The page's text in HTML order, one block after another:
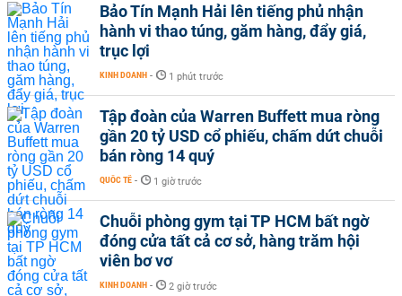
Bảo Tín Mạnh Hải lên tiếng phủ nhận
hành vi thao túng, găm hàng, đẩy giá,
trục lợi
KINH DOANH - 1 phút trước
Tập đoàn của Warren Buffett mua ròng
gần 20 tỷ USD cổ phiếu, chấm dứt chuỗi
bán ròng 14 quý
QUỐC TẾ - 1 giờ trước
Chuỗi phòng gym tại TP HCM bất ngờ
đóng cửa tất cả cơ sở, hàng trăm hội
viên bơ vơ
KINH DOANH - 2 giờ trước